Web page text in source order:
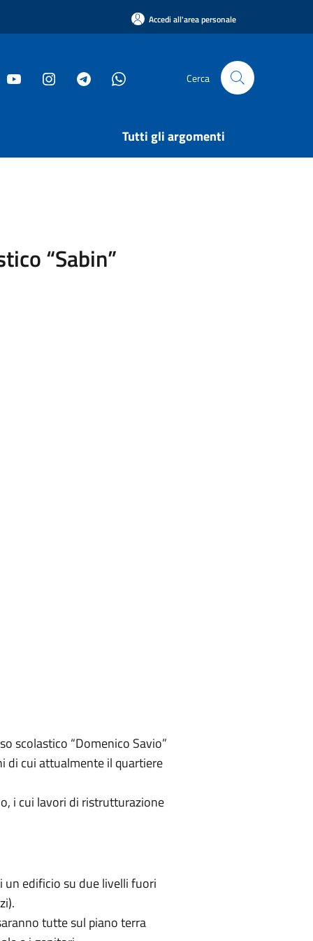
Accedi all'area personale
Cerca
Tutti gli argomenti
“Sabin”
scolastico “Domenico Savio”
di cui attualmente il quartiere
i cui lavori di ristrutturazione
un edificio su due livelli fuori
tutte sul piano terra